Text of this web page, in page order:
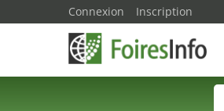
Connexion Inscription